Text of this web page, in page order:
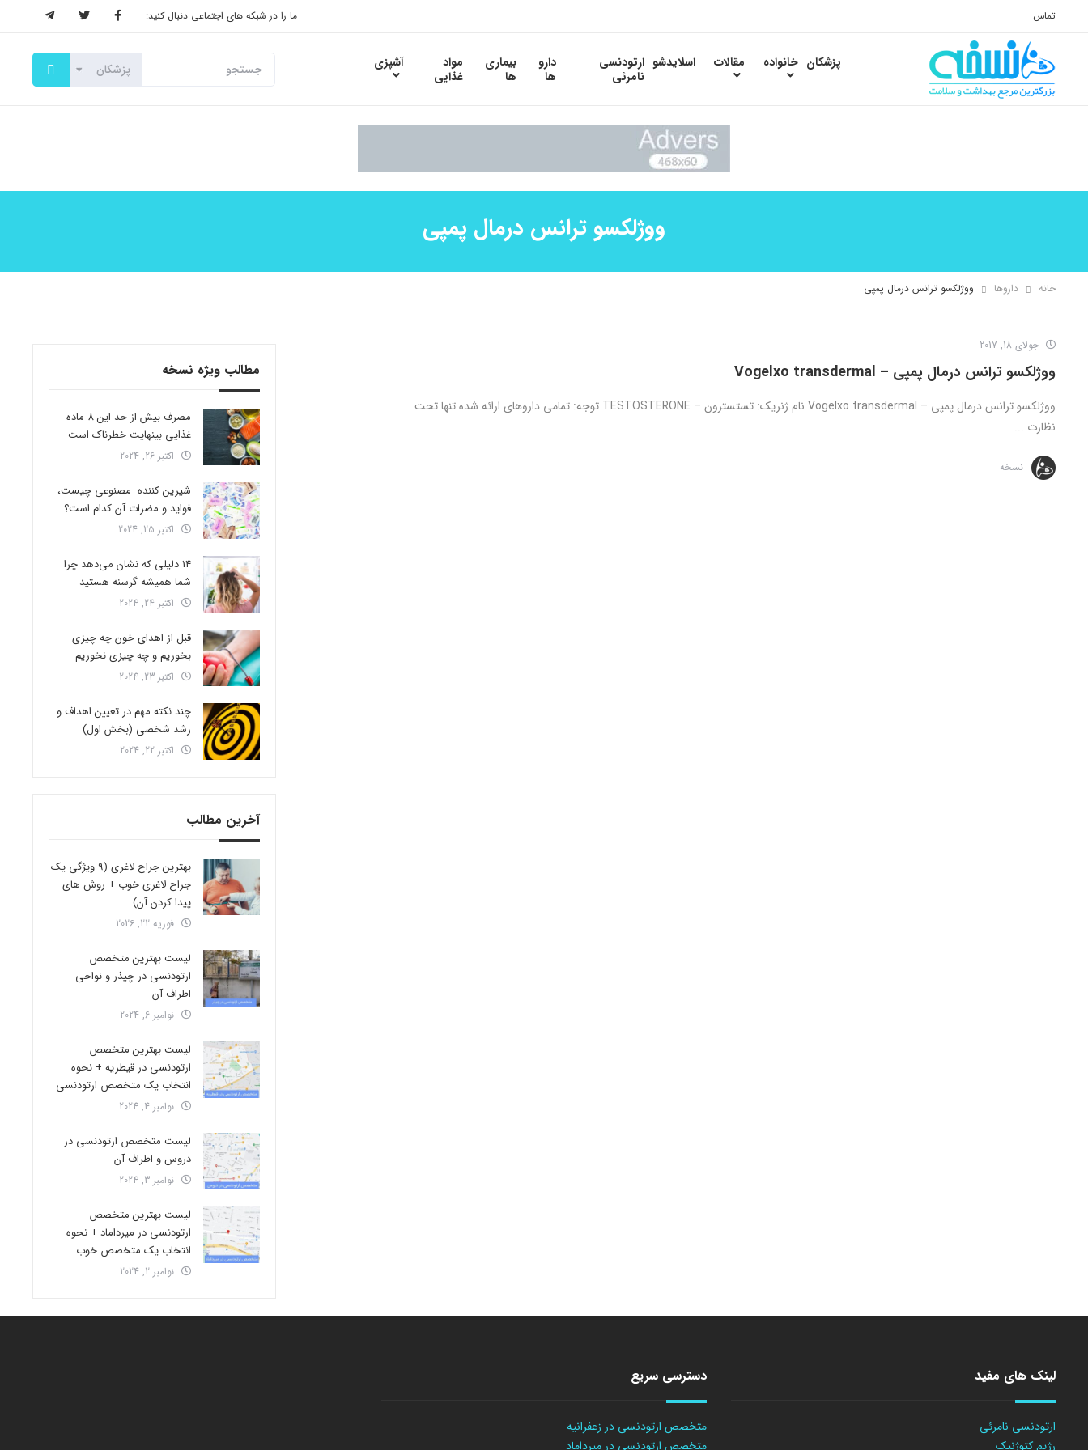
تماس ما را در شبکه های اجتماعی دنبال کنید:
پزشکان خانواده مقالات اسلایدشو ارتودنسی
نامرئی
دارو
ها
بیماری
ها
مواد
غذایی
آشپزی
ووژلکسو ترانس درمال پمپی
خانه داروها ووژلکسو ترانس درمال پمپی
جولای 18, 2017
ووژلکسو ترانس درمال پمپی – Vogelxo transdermal
ووژلکسو ترانس درمال پمپی – Vogelxo transdermal نام ژنریک: تستسترون – TESTOSTERONE توجه: تمامی داروهای ارائه شده تنها تحت
نظارت ...
نسخه
مطالب ویژه نسخه
مصرف بیش از حد این 8 ماده
غذایی بینهایت خطرناک است
اکتبر 26, 2024
شیرین کننده مصنوعی چیست،
فواید و مضرات آن کدام است؟
اکتبر 25, 2024
14 دلیلی که نشان می‌دهد چرا
شما همیشه گرسنه هستید
اکتبر 24, 2024
قبل از اهدای خون چه چیزی
بخوریم و چه چیزی نخوریم
اکتبر 23, 2024
چند نکته مهم در تعیین اهداف و
رشد شخصی (بخش اول)
اکتبر 22, 2024
آخرین مطالب
بهترین جراح لاغری (9 ویژگی یک
جراح لاغری خوب + روش های
پیدا کردن آن)
فوریه 22, 2026
لیست بهترین متخصص
ارتودنسی در چیذر و نواحی
اطراف آن
نوامبر 6, 2024
لیست بهترین متخصص
ارتودنسی در قیطریه + نحوه
انتخاب یک متخصص ارتودنسی
نوامبر 4, 2024
لیست متخصص ارتودنسی در
دروس و اطراف آن
نوامبر 3, 2024
لیست بهترین متخصص
ارتودنسی در میرداماد + نحوه
انتخاب یک متخصص خوب
نوامبر 2, 2024
لینک های مفید
ارتودنسی نامرئی
رژیم کتوژنیک
دسترسی سریع
متخصص ارتودنسی در زعفرانیه
متخصص ارتودنسی در میرداماد